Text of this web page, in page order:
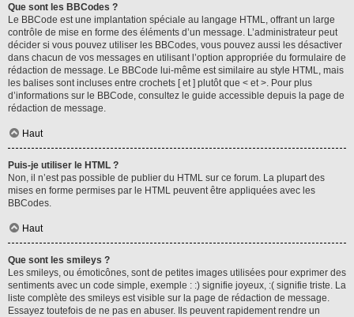
Que sont les BBCodes ?
Le BBCode est une implantation spéciale au langage HTML, offrant un large
contrôle de mise en forme des éléments d’un message. L’administrateur peut
décider si vous pouvez utiliser les BBCodes, vous pouvez aussi les désactiver
dans chacun de vos messages en utilisant l’option appropriée du formulaire de
rédaction de message. Le BBCode lui-même est similaire au style HTML, mais
les balises sont incluses entre crochets [ et ] plutôt que < et >. Pour plus
d’informations sur le BBCode, consultez le guide accessible depuis la page de
rédaction de message.
Haut
Puis-je utiliser le HTML ?
Non, il n’est pas possible de publier du HTML sur ce forum. La plupart des
mises en forme permises par le HTML peuvent être appliquées avec les
BBCodes.
Haut
Que sont les smileys ?
Les smileys, ou émoticônes, sont de petites images utilisées pour exprimer des
sentiments avec un code simple, exemple : :) signifie joyeux, :( signifie triste. La
liste complète des smileys est visible sur la page de rédaction de message.
Essayez toutefois de ne pas en abuser. Ils peuvent rapidement rendre un